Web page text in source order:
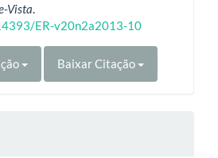
Vista
ER-v20n2a2013-10
Baixar Citação